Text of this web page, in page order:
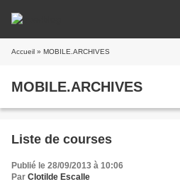
Accueil » MOBILE.ARCHIVES
MOBILE.ARCHIVES
Liste de courses
Publié le 28/09/2013 à 10:06
Par Clotilde Escalle